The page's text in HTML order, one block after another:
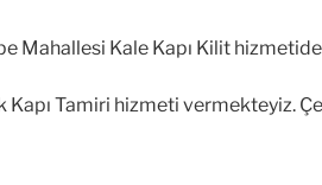
Mahallesi Kale Kapı Kilit
Tamiri hizmeti vermekteyiz.